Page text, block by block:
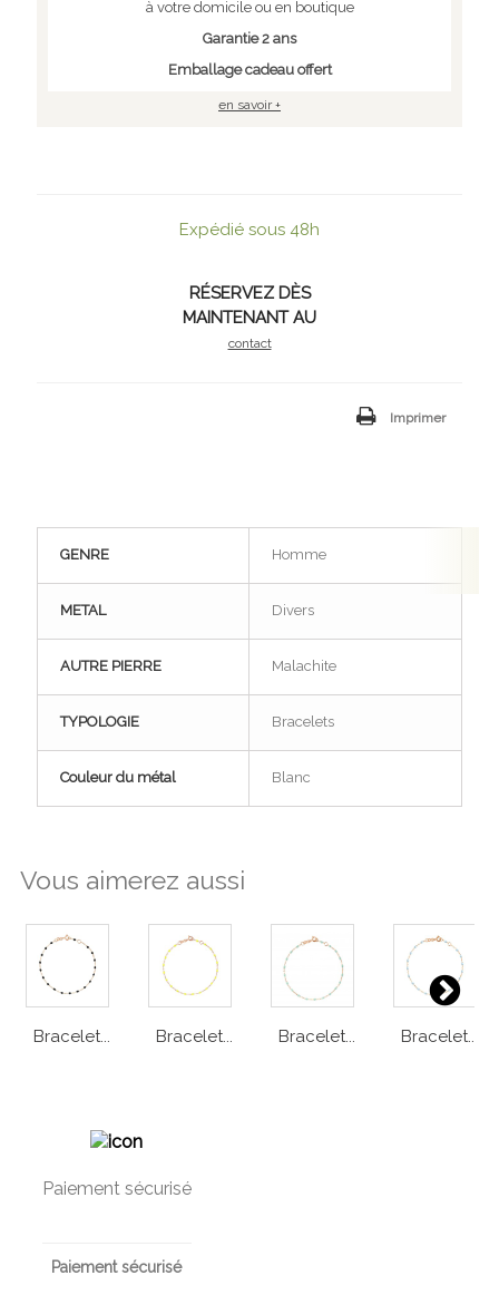
à votre domicile ou en boutique
Garantie 2 ans
Emballage cadeau offert
en savoir +
Expédié sous 48h
RÉSERVEZ DÈS
MAINTENANT AU
contact
Imprimer
GENRE Homme
METAL Divers
AUTRE PIERRE Malachite
TYPOLOGIE Bracelets
Couleur du métal Blanc
Vous aimerez aussi
Bracelet... Bracelet... Bracelet... Bracelet...
Paiement sécurisé
Paiement sécurisé